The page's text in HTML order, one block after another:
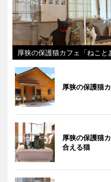
厚狭の保護猫カフェ「ねこと
厚狭の保護猫
厚狭の保護猫
合える猫